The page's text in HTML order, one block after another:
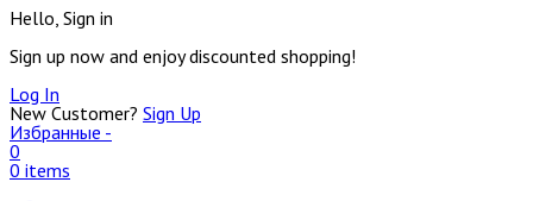
Hello, Sign in
Sign up now and enjoy discounted shopping!
Log In
New Customer? Sign Up
Избранные -
0
0 items